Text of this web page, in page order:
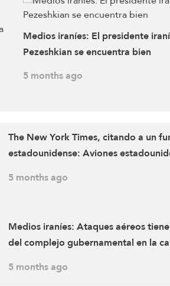
Medios iraníes: El presidente
Pezeshkian se encuentra bien
5 months ago
The New York Times, citando a un
estadounidense: Aviones
cabo decenas de ataques desde
y desde un portaaviones
5 months ago
Medios iraníes: Ataques aéreos
del complejo gubernamental en la
5 months ago